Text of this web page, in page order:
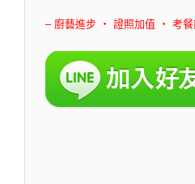
– 廚藝進步 ‧ 證照加值 ‧ 考